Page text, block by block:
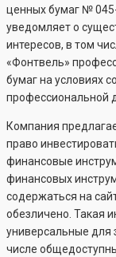
ценных бумаг №
уведомляет о
интересов, в том
«Фонтвель»
бумаг на условиях
профессиональной
Компания
право
финансовые
финансовых
содержаться на
обезличено. Такая
универсальные для
числе